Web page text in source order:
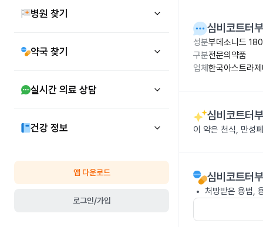
병원 찾기
약국 찾기
실시간 의료 상담
건강 정보
앱 다운로드
로그인/가입
심비코트
성분부데소니드
구분전문의약품
업체 한국아스트라
심비코트
이 약은 천식, 만성
심비코트
처방받은 용법,